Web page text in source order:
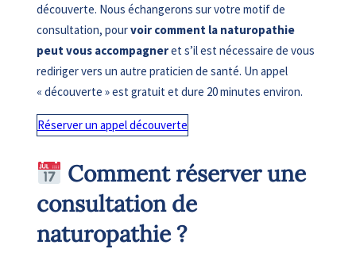
découverte. Nous échangerons sur votre motif de
consultation, pourvoir comment la naturopathie
peut vous accompagneret s’il est nécessaire de vous
rediriger vers un autre praticien de santé. Un appel
« découverte » est gratuit et dure 20 minutes environ.
Réserver un appel découverte
Comment réserver une
consultation de
naturopathie ?